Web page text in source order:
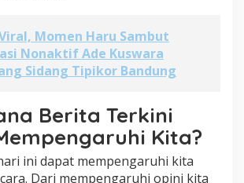
Momen Haru Sambut
Nonaktif Ade Kuswara
Sidang Tipikor Bandung
Berita Terkini
Kita?
ini dapat mempengaruhi kita
Dari mempengaruhi opini kita